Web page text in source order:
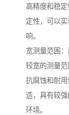
高精度和稳
定性，可以
响。
宽测量范围
较宽的测量范
抗腐蚀和耐
造，具有较
环境。